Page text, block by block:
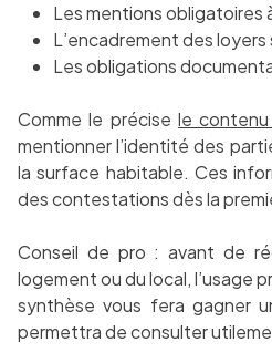
Les mentions obligatoires
L’encadrement des
Les obligations
Comme le précisele contenu
mentionner l’identité des
la surface habitable. Ces
des contestations dès la
Conseil de pro : avant de
logement ou du local, l’usage
synthèse vous fera gagner
permettra de consulter